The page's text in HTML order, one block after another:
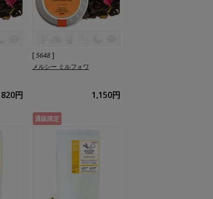
820円
[5648 ]
メルシー ミルフォワ
1,150円
通販限定